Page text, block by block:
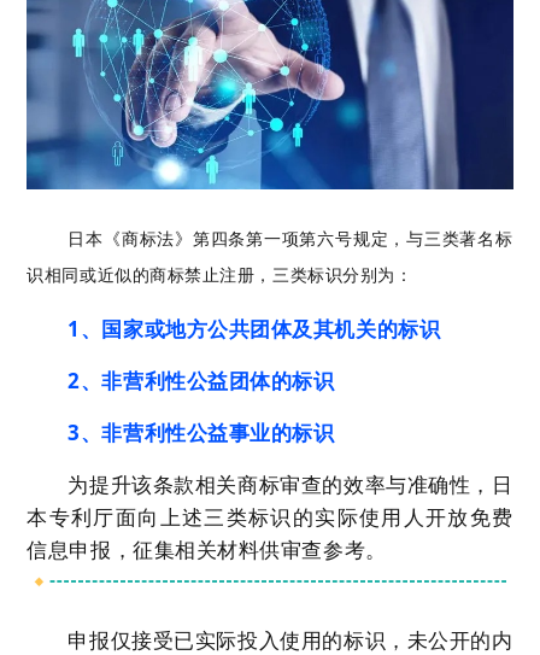
日本《商标法》第四条第一项第六号规定，与三类著名标
识相同或近似的商标禁止注册，三类标识分别为：
1、国家或地方公共团体及其机关的标识
2、非营利性公益团体的标识
3、非营利性公益事业的标识
为提升该条款相关商标审查的效率与准确性，日
本专利厅面向上述三类标识的实际使用人开放免费
信息申报，征集相关材料供审查参考。
申报仅接受已实际投入使用的标识，未公开的内